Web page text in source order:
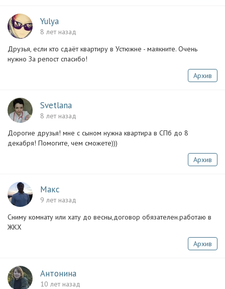
Yulya
8 лет назад
Друзья, если кто сдаёт квартиру в Устюжне - маякните. Очень
нужно За репост спасибо!
Архив
Svetlana
8 лет назад
Дорогие друзья! мне с сыном нужна квартира в СПб до 8
декабря! Помогите, чем сможете)))
Архив
Макс
9 лет назад
Сниму комнату или хату до весны,договор обязателен.работаю в
ЖКХ
Архив
Антонина
10 лет назад